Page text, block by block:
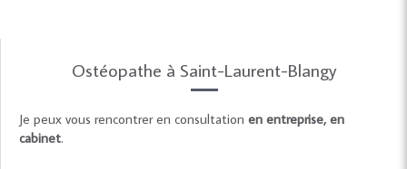
Ostéopathe à Saint-Laurent-Blangy
Je peux vous rencontrer en consultation en entreprise, en
cabinet.